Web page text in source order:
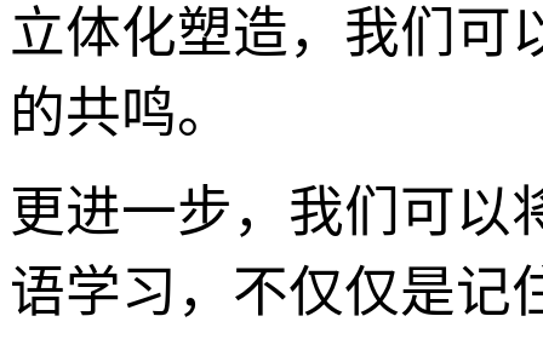
立体化塑造，我们可
的共鸣。
更进一步，我们可以
语学习，不仅仅是记